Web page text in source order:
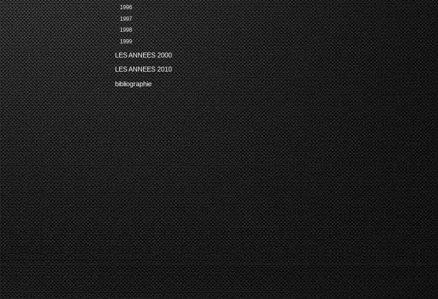
1996
1997
1998
1999
LES ANNEES 2000
LES ANNEES 2010
bibliographie